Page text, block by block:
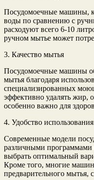
Посудомоечные машины,
воды по сравнению с
расходуют всего 6-10
ручном мытье может
3. Качество мытья
Посудомоечные машины
мытья благодаря
специализированных
эффективно удалять жир,
особенно важно для
4. Удобство использования
Современные модели
различными программами
выбрать оптимальный
Кроме того, многие
предварительного